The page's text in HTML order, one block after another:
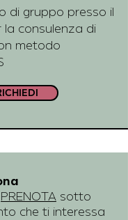
di gruppo presso il
la consulenza di
metodo
PRENOTA sotto
che ti interessa